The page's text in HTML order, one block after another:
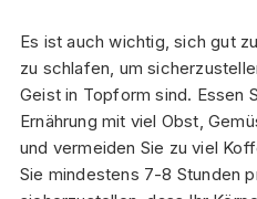
Es ist auch wichtig, sich gut
zu schlafen, um
Geist in Topform sind. Essen
Ernährung mit viel Obst,
und vermeiden Sie zu viel
Sie mindestens 7-8 Stunden